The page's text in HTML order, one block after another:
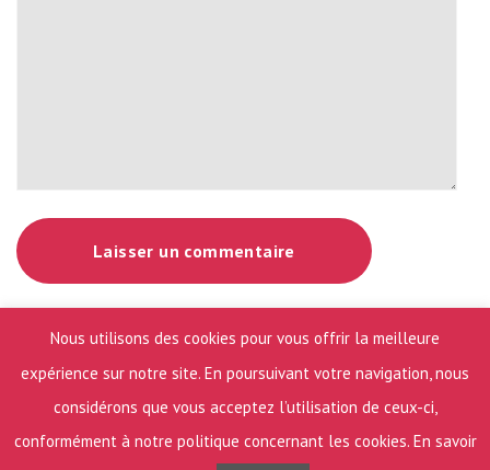
Conditions générales de vente
Nous utilisons des cookies pour vous offrir la meilleure
expérience sur notre site. En poursuivant votre navigation, nous
considérons que vous acceptez l’utilisation de ceux-ci,
conformément à notre politique concernant les cookies. En savoir